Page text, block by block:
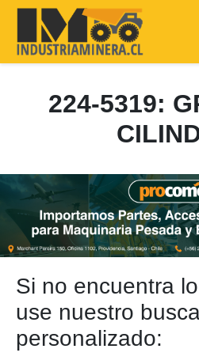
224-5319:
Si no encuentra
use nuestro
personalizado: